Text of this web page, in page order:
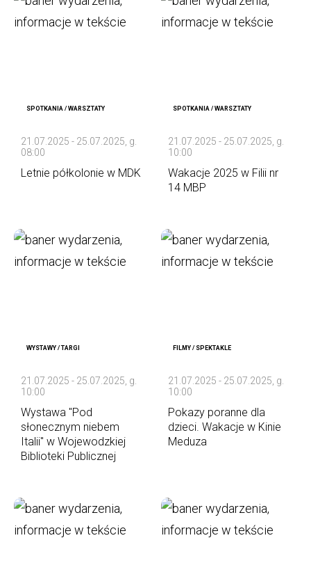
SPOTKANIA / WARSZTATY
21.07.2025 - 25.07.2025, g.
08:00
Letnie półkolonie w MDK
SPOTKANIA / WARSZTATY
21.07.2025 - 25.07.2025, g.
10:00
Wakacje 2025 w Filii nr
14 MBP
WYSTAWY / TARGI
21.07.2025 - 25.07.2025, g.
10:00
Wystawa "Pod
słonecznym niebem
Italii'' w Wojewodzkiej
Biblioteki Publicznej
FILMY / SPEKTAKLE
21.07.2025 - 25.07.2025, g.
10:00
Pokazy poranne dla
dzieci. Wakacje w Kinie
Meduza